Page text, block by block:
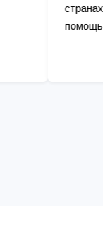
определенных